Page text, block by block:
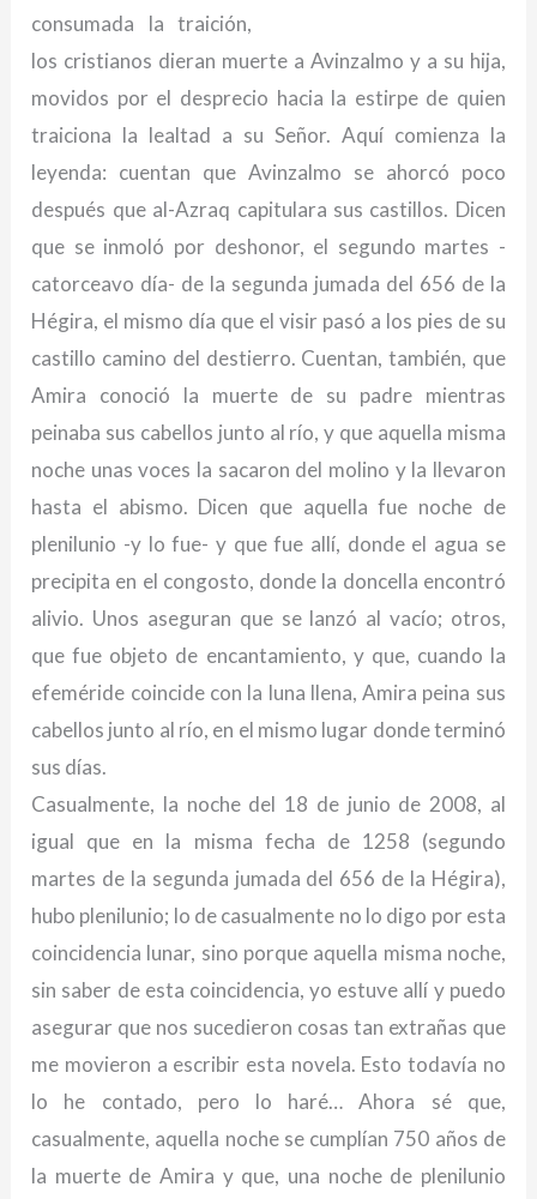
consumada la traición,
los cristianos dieran muerte a Avinzalmo y a su hija,
movidos por el desprecio hacia la estirpe de quien
traiciona la lealtad a su Señor. Aquí comienza la
leyenda: cuentan que Avinzalmo se ahorcó poco
después que al-Azraq capitulara sus castillos. Dicen
que se inmoló por deshonor, el segundo martes -
catorceavo día- de la segunda jumada del 656 de la
Hégira, el mismo día que el visir pasó a los pies de su
castillo camino del destierro. Cuentan, también, que
Amira conoció la muerte de su padre mientras
peinaba sus cabellos junto al río, y que aquella misma
noche unas voces la sacaron del molino y la llevaron
hasta el abismo. Dicen que aquella fue noche de
plenilunio -y lo fue- y que fue allí, donde el agua se
precipita en el congosto, donde la doncella encontró
alivio. Unos aseguran que se lanzó al vacío; otros,
que fue objeto de encantamiento, y que, cuando la
efeméride coincide con la luna llena, Amira peina sus
cabellos junto al río, en el mismo lugar donde terminó
sus días.
Casualmente, la noche del 18 de junio de 2008, al
igual que en la misma fecha de 1258 (segundo
martes de la segunda jumada del 656 de la Hégira),
hubo plenilunio; lo de casualmente no lo digo por esta
coincidencia lunar, sino porque aquella misma noche,
sin saber de esta coincidencia, yo estuve allí y puedo
asegurar que nos sucedieron cosas tan extrañas que
me movieron a escribir esta novela. Esto todavía no
lo he contado, pero lo haré… Ahora sé que,
casualmente, aquella noche se cumplían 750 años de
la muerte de Amira y que, una noche de plenilunio